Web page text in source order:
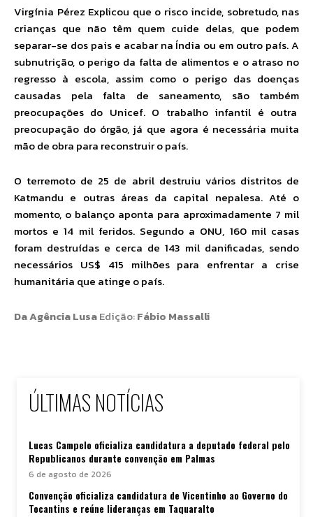
Virgínia Pérez Explicou que o risco incide, sobretudo, nas
crianças que não têm quem cuide delas, que podem
separar-se dos pais e acabar na Índia ou em outro país. A
subnutrição, o perigo da falta de alimentos e o atraso no
regresso à escola, assim como o perigo das doenças
causadas pela falta de saneamento, são também
preocupações do Unicef. O trabalho infantil é outra
preocupação do órgão, já que agora é necessária muita
mão de obra para reconstruir o país.
O terremoto de 25 de abril destruiu vários distritos de
Katmandu e outras áreas da capital nepalesa. Até o
momento, o balanço aponta para aproximadamente 7 mil
mortos e 14 mil feridos. Segundo a ONU, 160 mil casas
foram destruídas e cerca de 143 mil danificadas, sendo
necessários US$ 415 milhões para enfrentar a crise
humanitária que atinge o país.
Da Agência LusaEdição:Fábio Massalli
ÚLTIMAS NOTÍCIAS
Lucas Campelo oficializa candidatura a deputado federal pelo
Republicanos durante convenção em Palmas
6 de agosto de 2026
Convenção oficializa candidatura de Vicentinho ao Governo do
Tocantins e reúne lideranças em Taquaralto